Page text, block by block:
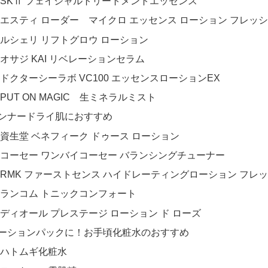
エスティ ローダー マイクロ エッセンス ローション フレッシ
ルシェリ リフトグロウ ローション
オサジ KAI リベレーションセラム
ドクターシーラボ VC100 エッセンスローションEX
PUT ON MAGIC 生ミネラルミスト
ナードライ肌におすすめ
資生堂 ベネフィーク ドゥース ローション
コーセー ワンバイコーセー バランシングチューナー
RMK ファーストセンス ハイドレーティングローション フレッ
ランコム トニックコンフォート
ディオール プレステージ ローション ド ローズ
ションパックに！お手頃化粧水のおすすめ
ハトムギ化粧水